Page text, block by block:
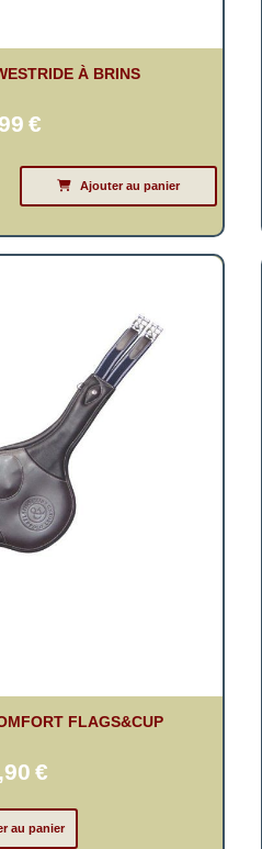
À BRINS
€
Ajouter au panier
FLAGS&CUP
€
au panier